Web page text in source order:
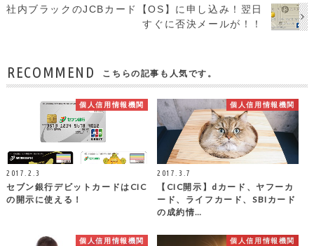
社内ブラックのJCBカード【OS】に申し込み！翌日
すぐに否決メールが！！
RECOMMEND こちらの記事も人気です。
個人信用情報機関
2017.2.3
セブン銀行デビットカードはCIC
の開示に使える！
個人信用情報機関
2017.3.7
【CIC開示】dカード、ヤフーカ
ード、ライフカード、SBIカード
の成約情…
個人信用情報機関 個人信用情報機関